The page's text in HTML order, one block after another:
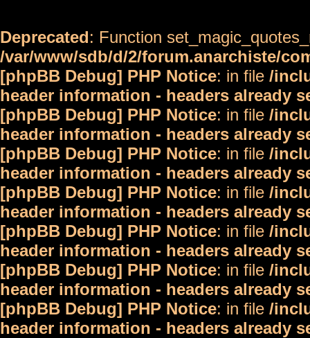
Deprecated: Function
/var/www/sdb/d/2/forum.anarchiste/
[phpBB Debug] PHP Notice: in file /
header information - headers already
[phpBB Debug] PHP Notice: in file /
header information - headers already
[phpBB Debug] PHP Notice: in file /
header information - headers already
[phpBB Debug] PHP Notice: in file /
header information - headers already
[phpBB Debug] PHP Notice: in file /
header information - headers already
[phpBB Debug] PHP Notice: in file /
header information - headers already
[phpBB Debug] PHP Notice: in file /
header information - headers already